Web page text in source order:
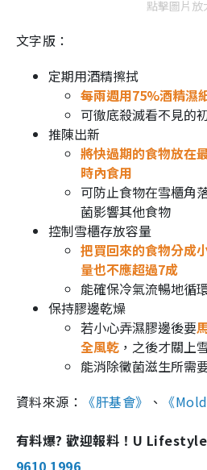
點擊圖片放
文字版：
定期用酒精擦拭
每兩週用75%酒精濕
可徹底殺滅看不見的
推陳出新
將快過期的食物放在
時內食用
可防止食物在雪櫃角
菌影響其他食物
控制雪櫃存放容量
把買回來的食物分成
量也不應超過7成
能確保冷氣流暢地循
保持膠邊乾燥
若小心弄濕膠邊後要
全風乾 ，之後才關上
能消除黴菌滋生所需
資料來源： 《肝基會》 、 《
有料爆? 歡迎報料！U
9610 1996